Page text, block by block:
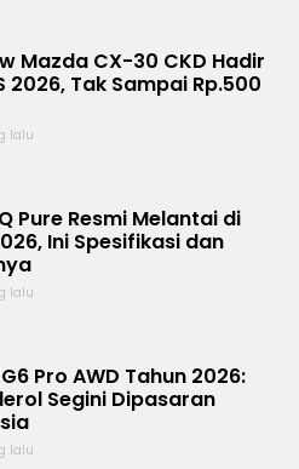
Mazda CX-30 CKD Hadir
2026, Tak Sampai Rp.500
lalu
Pure Resmi Melantai di
Ini Spesifikasi dan
lalu
G6 Pro AWD Tahun 2026:
Segini Dipasaran
lalu